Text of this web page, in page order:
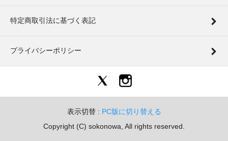
特定商取引法に基づく表記
プライバシーポリシー
表示切替 : PC版に切り替える
Copyright (C) sokonowa, All rights reserved.